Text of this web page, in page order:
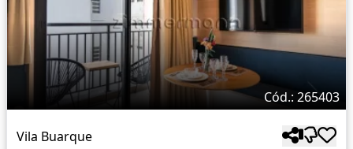
Cód.: 265403
Vila Buarque